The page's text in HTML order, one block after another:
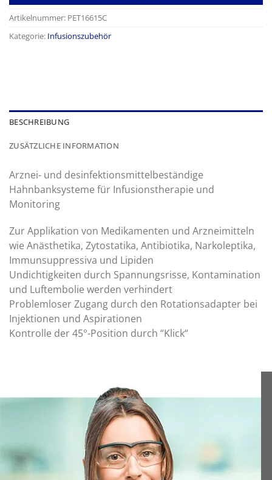
Artikelnummer: PET16615C
Kategorie: Infusionszubehör
BESCHREIBUNG
ZUSÄTZLICHE INFORMATION
Arznei- und desinfektionsmittelbeständige
Hahnbanksysteme für Infusionstherapie und
Monitoring
Zur Applikation von Medikamenten und Arzneimitteln
wie Anästhetika, Zytostatika, Antibiotika, Narkoleptika,
Immunsuppressiva und Lipiden
Undichtigkeiten durch Spannungsrisse, Kontamination
und Luftembolie werden verhindert
Problemloser Zugang durch den Rotationsadapter bei
Injektionen und Aspirationen
Kontrolle der 45°-Position durch “Klick“